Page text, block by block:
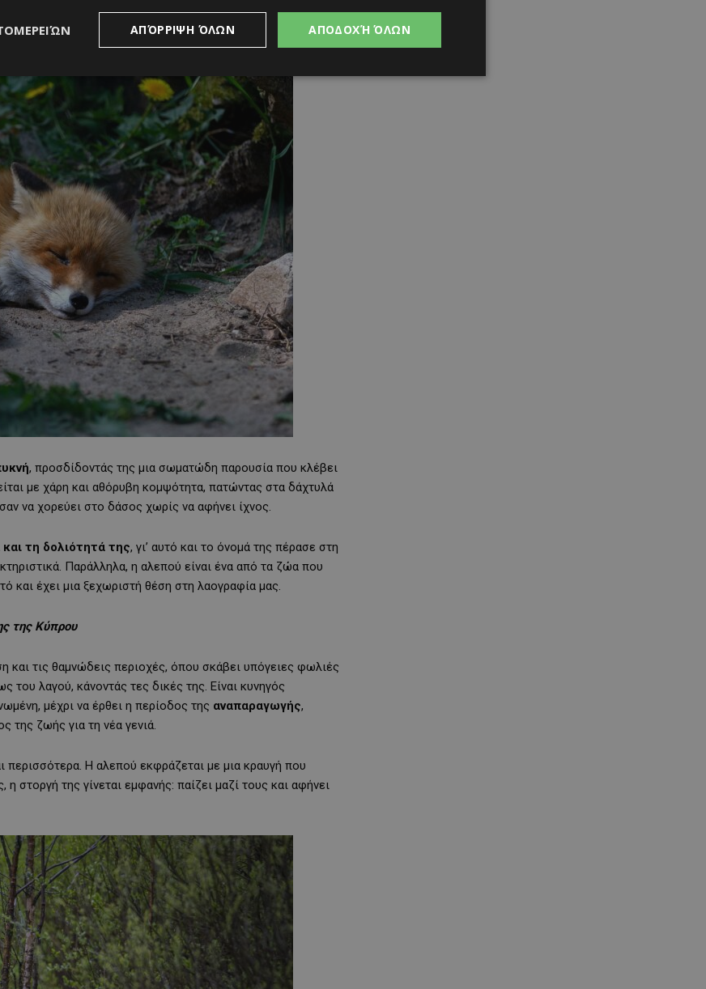
, καλυμμένα με λεπτό σαν μετάξι τρίχωμα, σαρώνουν την
, προσδίδοντάς της μια σωματώδη παρουσία που κλέβει
με χάρη και αθόρυβη κομψότητα, πατώντας στα δάχτυλά
να χορεύει στο δάσος χωρίς να αφήνει ίχνος.
τη δολιότητά της, γι’ αυτό και το όνομά της πέρασε στη
Παράλληλα, η αλεπού είναι ένα από τα ζώα που
και έχει μια ξεχωριστή θέση στη λαογραφία μας.
της Κύπρου
τις θαμνώδεις περιοχές, όπου σκάβει υπόγειες φωλιές
λαγού, κάνοντάς τες δικές της. Είναι κυνηγός
μέχρι να έρθει η περίοδος της αναπαραγωγής,
της ζωής για τη νέα γενιά.
Η αλεπού εκφράζεται με μια κραυγή που
στοργή της γίνεται εμφανής: παίζει μαζί τους και αφήνει
ΑΠΟΔΟΧΉ ΌΛΩΝ
ΑΠΌΡΡΙΨΗ ΌΛΩΝ